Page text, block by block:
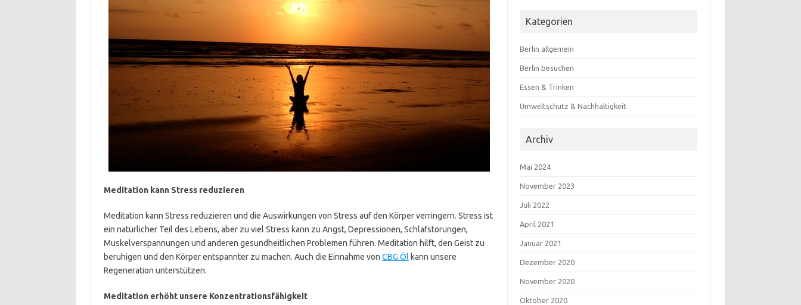
Meditation kann Stress reduzieren
Meditation kann Stress reduzieren und die Auswirkungen von Stress auf den Körper verringern. Stress ist
ein natürlicher Teil des Lebens, aber zu viel Stress kann zu Angst, Depressionen, Schlafstörungen,
Muskelverspannungen und anderen gesundheitlichen Problemen führen. Meditation hilft, den Geist zu
beruhigen und den Körper entspannter zu machen. Auch die Einnahme von CBG Öl kann unsere
Regeneration unterstützen.
Meditation erhöht unsere Konzentrationsfähigkeit
Kategorien
Berlin allgemein
Berlin besuchen
Essen & Trinken
Umweltschutz & Nachhaltigkeit
Archiv
Mai 2024
November 2023
Juli 2022
April 2021
Januar 2021
Dezember 2020
November 2020
Oktober 2020